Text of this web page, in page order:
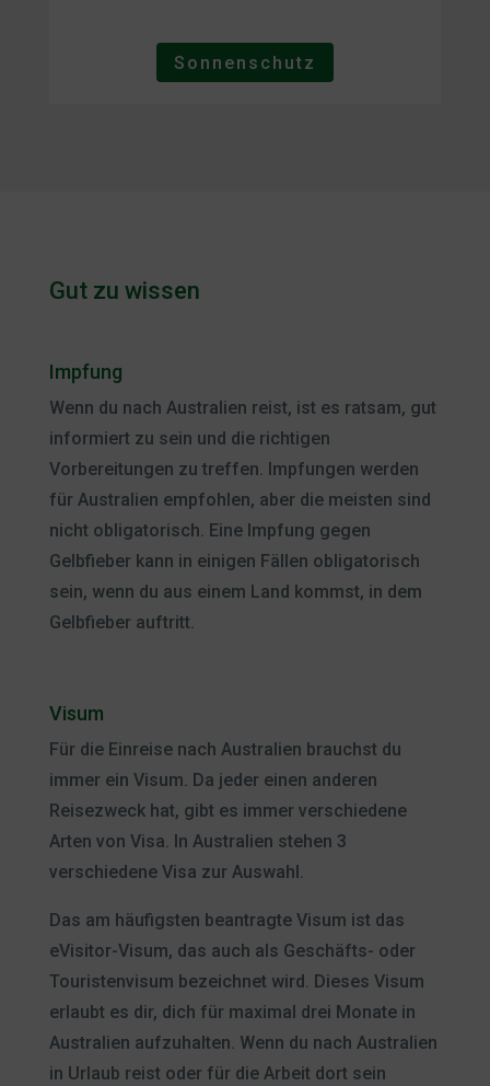
Sonnenschutz
Gut zu wissen
Impfung
Wenn du nach Australien reist, ist es ratsam, gut
informiert zu sein und die richtigen
Vorbereitungen zu treffen. Impfungen werden
für Australien empfohlen, aber die meisten sind
nicht obligatorisch. Eine Impfung gegen
Gelbfieber kann in einigen Fällen obligatorisch
sein, wenn du aus einem Land kommst, in dem
Gelbfieber auftritt.
Visum
Für die Einreise nach Australien brauchst du
immer ein Visum. Da jeder einen anderen
Reisezweck hat, gibt es immer verschiedene
Arten von Visa. In Australien stehen 3
verschiedene Visa zur Auswahl.
Das am häufigsten beantragte Visum ist das
eVisitor-Visum, das auch als Geschäfts- oder
Touristenvisum bezeichnet wird. Dieses Visum
erlaubt es dir, dich für maximal drei Monate in
Australien aufzuhalten. Wenn du nach Australien
in Urlaub reist oder für die Arbeit dort sein